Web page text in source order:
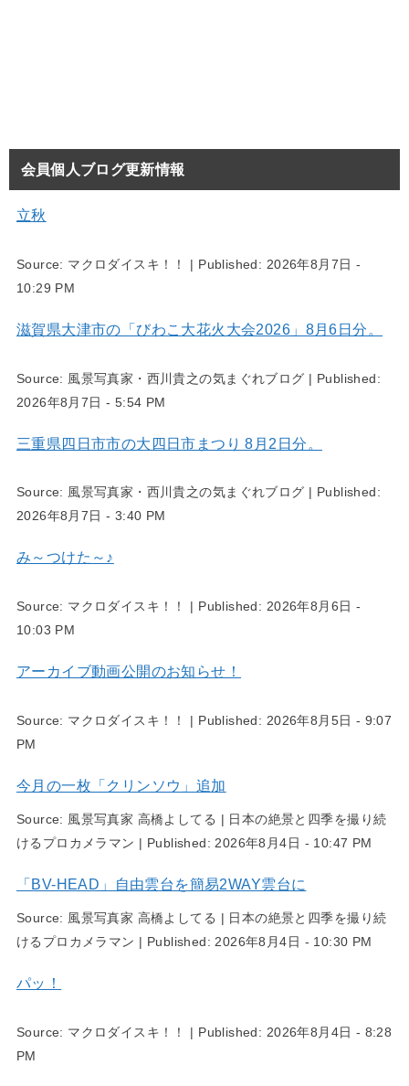
会員個人ブログ更新情報
立秋
Source: マクロダイスキ！！ | Published: 2026年8月7日 -
10:29 PM
滋賀県大津市の「びわこ大花火大会2026」8月6日分。
Source: 風景写真家・西川貴之の気まぐれブログ | Published:
2026年8月7日 - 5:54 PM
三重県四日市市の大四日市まつり 8月2日分。
Source: 風景写真家・西川貴之の気まぐれブログ | Published:
2026年8月7日 - 3:40 PM
み～つけた～♪
Source: マクロダイスキ！！ | Published: 2026年8月6日 -
10:03 PM
アーカイブ動画公開のお知らせ！
Source: マクロダイスキ！！ | Published: 2026年8月5日 - 9:07
PM
今月の一枚「クリンソウ」追加
Source: 風景写真家 高橋よしてる | 日本の絶景と四季を撮り続
けるプロカメラマン | Published: 2026年8月4日 - 10:47 PM
「BV-HEAD」自由雲台を簡易2WAY雲台に
Source: 風景写真家 高橋よしてる | 日本の絶景と四季を撮り続
けるプロカメラマン | Published:2026年8月4日 - 10:30 PM
パッ！
Source: マクロダイスキ！！ | Published: 2026年8月4日 - 8:28
PM